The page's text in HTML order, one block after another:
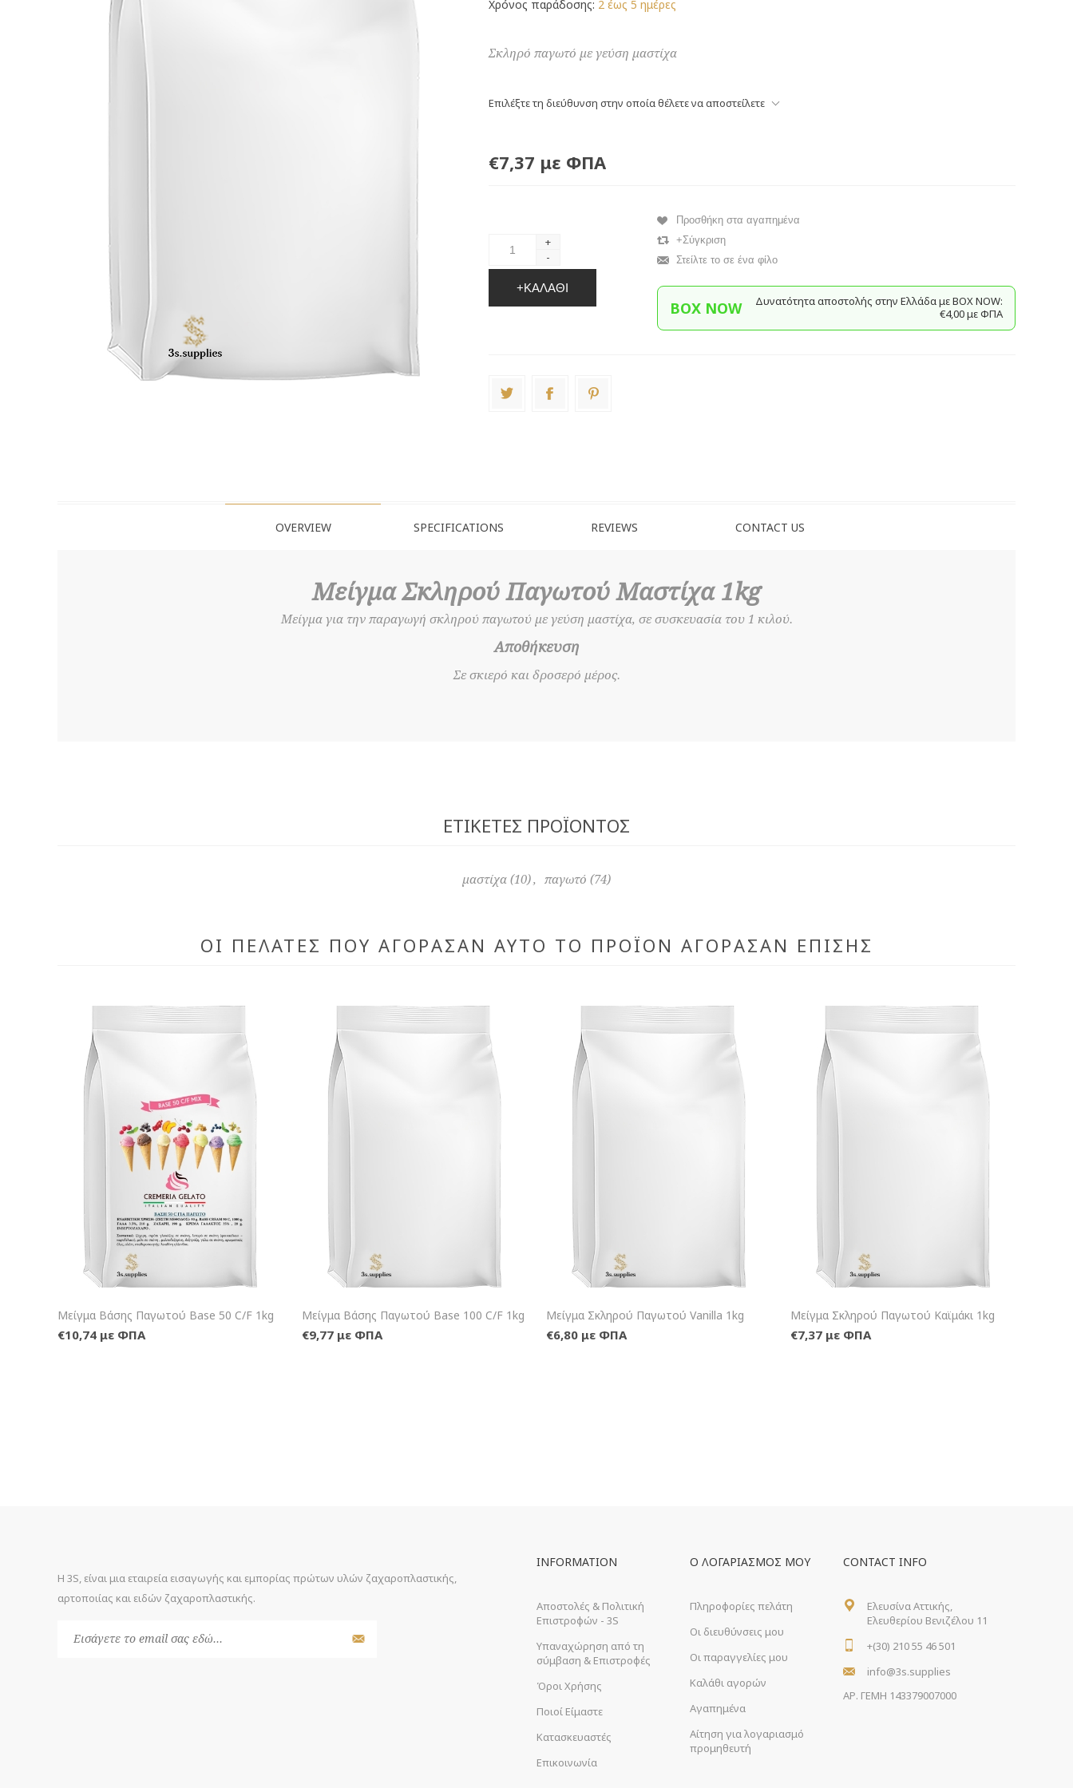
Χρόνος παράδοσης: 2 έως 5 ημέρες
Σκληρό παγωτό με γεύση μαστίχα
Επιλέξτε τη διεύθυνση στην οποία θέλετε να αποστείλετε
€7,37 με ΦΠΑ
+
-
+ΚΑΛΆΘΙ
Προσθήκη στα αγαπημένα
+Σύγκριση
Στείλτε το σε ένα φίλο
BOX NOW
Δυνατότητα αποστολής στην Ελλάδα με BΟΧ ΝOW:
€4,00 με ΦΠΑ
OVERVIEW SPECIFICATIONS REVIEWS CONTACT US
Μείγμα Σκληρού Παγωτού Μαστίχα 1kg
Mείγμα για την παραγωγή σκληρού παγωτού με γεύση μαστίχα, σε συσκευασία του 1 κιλού.
Αποθήκευση
Σε σκιερό και δροσερό μέρος.
ΕΤΙΚΈΤΕΣ ΠΡΟΪΌΝΤΟΣ
μαστίχα (10), παγωτό (74)
ΟΙ ΠΕΛΆΤΕΣ ΠΟΥ ΑΓΌΡΑΣΑΝ ΑΥΤΌ ΤΟ ΠΡΟΪΌΝ ΑΓΌΡΑΣΑΝ ΕΠΊΣΗΣ
+Καλάθι
Μείγμα Βάσης Παγωτού Base 50 C/F 1kg
€10,74 με ΦΠΑ
+Καλάθι
Μείγμα Βάσης Παγωτού Base 100 C/F 1kg
€9,77 με ΦΠΑ
+Καλάθι
Μείγμα Σκληρού Παγωτού Vanilla 1kg
€6,80 με ΦΠΑ
+Καλάθι
Μείγμα Σκληρού Παγωτού Καϊμάκι 1kg
€7,37 με ΦΠΑ
Η 3S, είναι μια εταιρεία εισαγωγής και εμπορίας πρώτων υλών ζαχαροπλαστικής,
αρτοποιίας και ειδών ζαχαροπλαστικής.
INFORMATION
Αποστολές & Πολιτική
Επιστροφών - 3S
Υπαναχώρηση από τη
σύμβαση & Επιστροφές
Όροι Χρήσης
Ποιοί Είμαστε
Κατασκευαστές
Επικοινωνία
Ο ΛΟΓΑΡΙΑΣΜΌΣ ΜΟΥ
Πληροφορίες πελάτη
Οι διευθύνσεις μου
Οι παραγγελίες μου
Καλάθι αγορών
Αγαπημένα
Αίτηση για λογαριασμό
προμηθευτή
CONTACT INFO
Ελευσίνα Αττικής,
Ελευθερίου Βενιζέλου 11
+(30) 210 55 46 501
info@3s.supplies
ΑΡ. ΓΕΜΗ 143379007000